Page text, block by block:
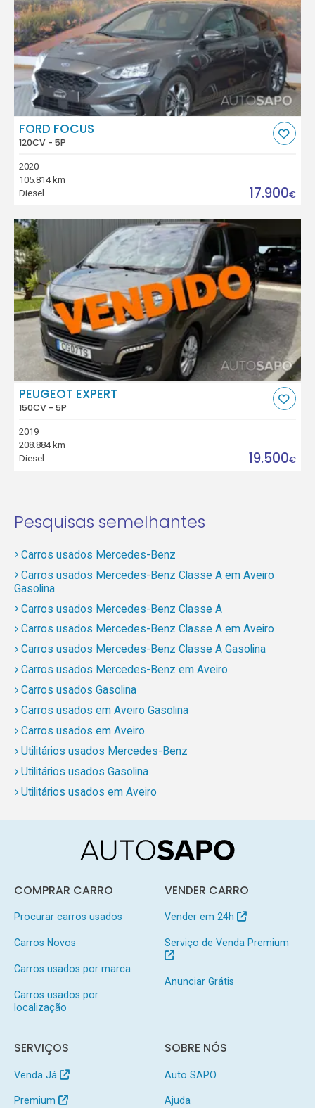
FORD FOCUS
120CV - 5P
2020
105.814 km
Diesel
17.900€
PEUGEOT EXPERT
150CV - 5P
2019
208.884 km
Diesel
19.500€
Pesquisas semelhantes
Carros usados Mercedes-Benz
Carros usados Mercedes-Benz Classe A em Aveiro
Gasolina
Carros usados Mercedes-Benz Classe A
Carros usados Mercedes-Benz Classe A em Aveiro
Carros usados Mercedes-Benz Classe A Gasolina
Carros usados Mercedes-Benz em Aveiro
Carros usados Gasolina
Carros usados em Aveiro Gasolina
Carros usados em Aveiro
Utilitários usados Mercedes-Benz
Utilitários usados Gasolina
Utilitários usados em Aveiro
COMPRAR CARRO
Procurar carros usados
Carros Novos
Carros usados por marca
Carros usados por
localização
VENDER CARRO
Vender em 24h
Serviço de Venda Premium
Anunciar Grátis
SERVIÇOS
Venda Já
Premium
SOBRE NÓS
Auto SAPO
Ajuda